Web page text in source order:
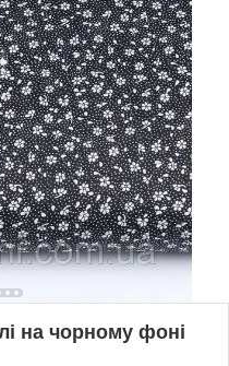
на чорному фоні